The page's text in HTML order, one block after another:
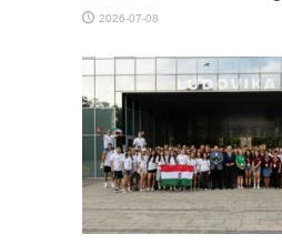
2026-07-08